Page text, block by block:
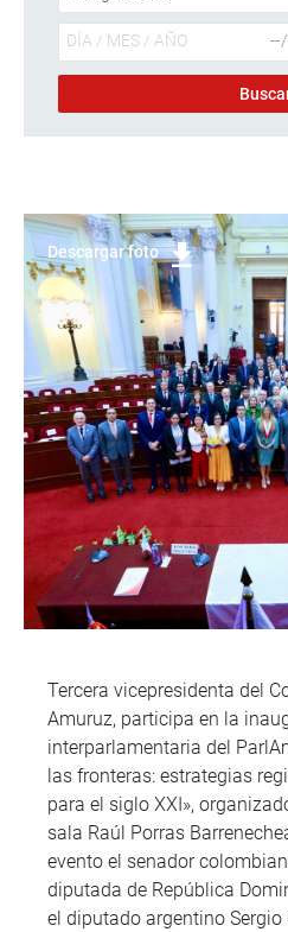
Descargar foto
Tercera vicepresidenta del
Amuruz, participa en la
interparlamentaria del
las fronteras: estrategias
para el siglo XXI»,
sala Raúl Porras
evento el senador
diputada de República
el diputado argentino Sergio